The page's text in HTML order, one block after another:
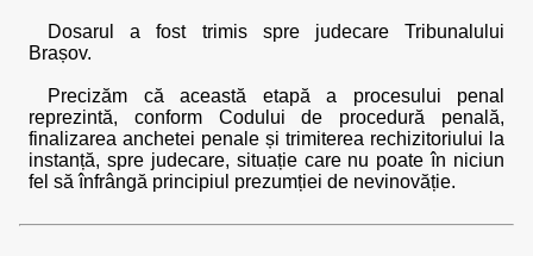
Dosarul a fost trimis spre judecare Tribunalului
Brașov.
Precizăm că această etapă a procesului penal
reprezintă, conform Codului de procedură penală,
finalizarea anchetei penale și trimiterea rechizitoriului la
instanță, spre judecare, situație care nu poate în niciun
fel să înfrângă principiul prezumției de nevinovăție.